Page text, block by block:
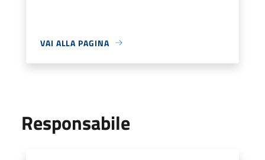
VAI ALLA PAGINA
Responsabile